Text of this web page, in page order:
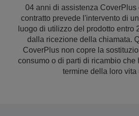
04 anni di assistenza CoverPlus
contratto prevede l'intervento di
luogo di utilizzo del prodotto entro
dalla ricezione della chiamata.
CoverPlus non copre la
consumo o di parti di ricambio che
termine della loro vita